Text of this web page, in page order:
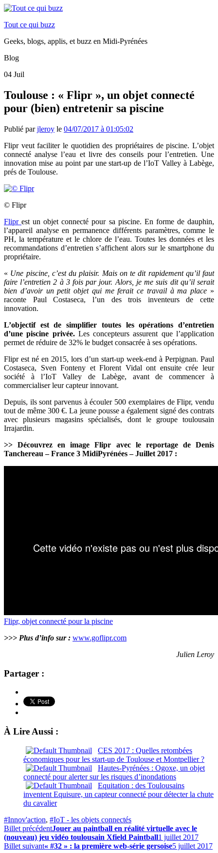
Tout ce qui buzz
Geeks, blogs, applis, et buzz en Midi-Pyrénées
Blog
04 Juil
Toulouse : « Flipr », un objet connecté
pour (bien) entretenir sa piscine
Publié parjleroy le 04/07/2017 à 01:05:02
Flipr veut faciliter le quotidien des propriétaires de piscine. L’objet
connecté analyse l’eau et livre des conseils pour l’entretien. Une
innovation mise au point par une start-up de l’IoT Valley à Labège,
prés de Toulouse.
© Flipr
Fliprest un objet connecté pour sa piscine. En forme de dauphin,
l’appareil analyse en permanence différents paramètres, comme le
PH, la température et le chlore de l’eau. Toutes les données et les
recommandations d’entretien s’affichent alors sur le smartphone du
propriétaire.
« Une piscine, c’est du plaisir. Mais on te dit rapidement qu’il faut
faire l’entretien 2 à 3 fois par jour. Alors, je me suis dit qu’il serait
bien d’avoir un petit objet qui me ferait ce travail à ma place »
raconte Paul Costaseca, l’un des trois inventeurs de cette
innovation.
L’objectif est de simplifier toutes les opérations d’entretien
d’une piscine privée.Les concepteurs assurent que l’application
permet de réduire de 32% le budget consacrée à ses opérations.
Flipr est né en 2015, lors d’un start-up week-end à Perpignan. Paul
Costaseca, Sven Fonteny et Florent Vidal ont ensuite crée leur
société à l’IoT Valley de Labège, avant de commencer à
commercialiser leur capteur innovant.
Depuis, ils sont parvenus à écouler 500 exemplaires de Flipr, vendu
tout de même 300 €. La jeune pousse a également signé des contrats
avec plusieurs magasins spécialisés, dont le groupe toulousain
Irrajardin.
>> Découvrez en image Flipr avec le reportage de Denis
Tanchereau – France 3 MidiPyrénées – Juillet 2017 :
Flipr, objet connecté pour la piscine
>>> Plus d’info sur : www.goflipr.com
Julien Leroy
Partager :
À Lire Aussi :
CES 2017 : Quelles retombées
économiques pour les start-up de Toulouse et Montpellier ?
Hautes-Pyrénées : Ogoxe, un objet
connecté pour alerter sur les risques d’inondations
Equitation : des Toulousains
inventent Equisure, un capteur connecté pour détecter la chute
du cavalier
#Innov'action, #IoT - les objets connectés
Billet précédentJouer au paintball en réalité virtuelle avec le
(nouveau) jeu vidéo toulousain Xfield Paintball1 juillet 2017
Billet suivant« #32 » : la première web-série gersoise5 juillet 2017